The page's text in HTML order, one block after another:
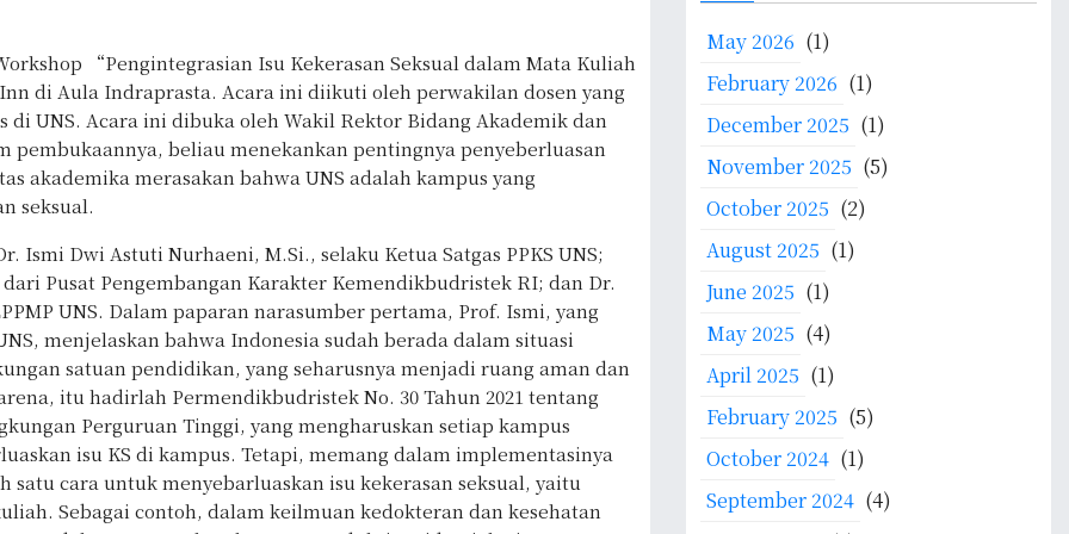
“Pengintegrasian Isu Kekerasan Seksual dalam Mata Kuliah
di Aula Indraprasta. Acara ini diikuti oleh perwakilan dosen yang
di UNS. Acara ini dibuka oleh Wakil Rektor Bidang Akademik dan
pembukaannya, beliau menekankan pentingnya penyeberluasan
akademika merasakan bahwa UNS adalah kampus yang
seksual.
Dwi Astuti Nurhaeni, M.Si., selaku Ketua Satgas PPKS UNS;
Pusat Pengembangan Karakter Kemendikbudristek RI; dan Dr.
UNS. Dalam paparan narasumber pertama, Prof. Ismi, yang
menjelaskan bahwa Indonesia sudah berada dalam situasi
satuan pendidikan, yang seharusnya menjadi ruang aman dan
itu hadirlah Permendikbudristek No. 30 Tahun 2021 tentang
Perguruan Tinggi, yang mengharuskan setiap kampus
isu KS di kampus. Tetapi, memang dalam implementasinya
cara untuk menyebarluaskan isu kekerasan seksual, yaitu
Sebagai contoh, dalam keilmuan kedokteran dan kesehatan
hMay 2026 (1)
February 2026 (1)
December 2025 (1)
November 2025 (5)
October 2025 (2)
August 2025 (1)
June 2025 (1)
May 2025 (4)
April 2025 (1)
February 2025 (5)
October 2024 (1)
September 2024 (4)